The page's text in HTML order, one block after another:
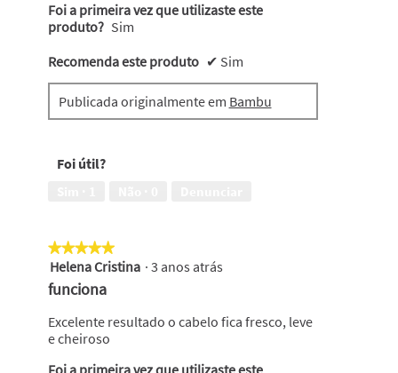
o
i
á
a
r
u
n
e
l
m
o
a
Foi a primeira vez que utilizaste este
produto? Sim
Recomenda este produto ✔ Sim
Publicada originalmente em Bambu
Foi útil?
★★★★★
★★★★★
5
em
5
estrelas.
Helena Cristina · 3 anos atrás
funciona
Excelente resultado o cabelo fica fresco, leve
e cheiroso
Foi a primeira vez que utilizaste este